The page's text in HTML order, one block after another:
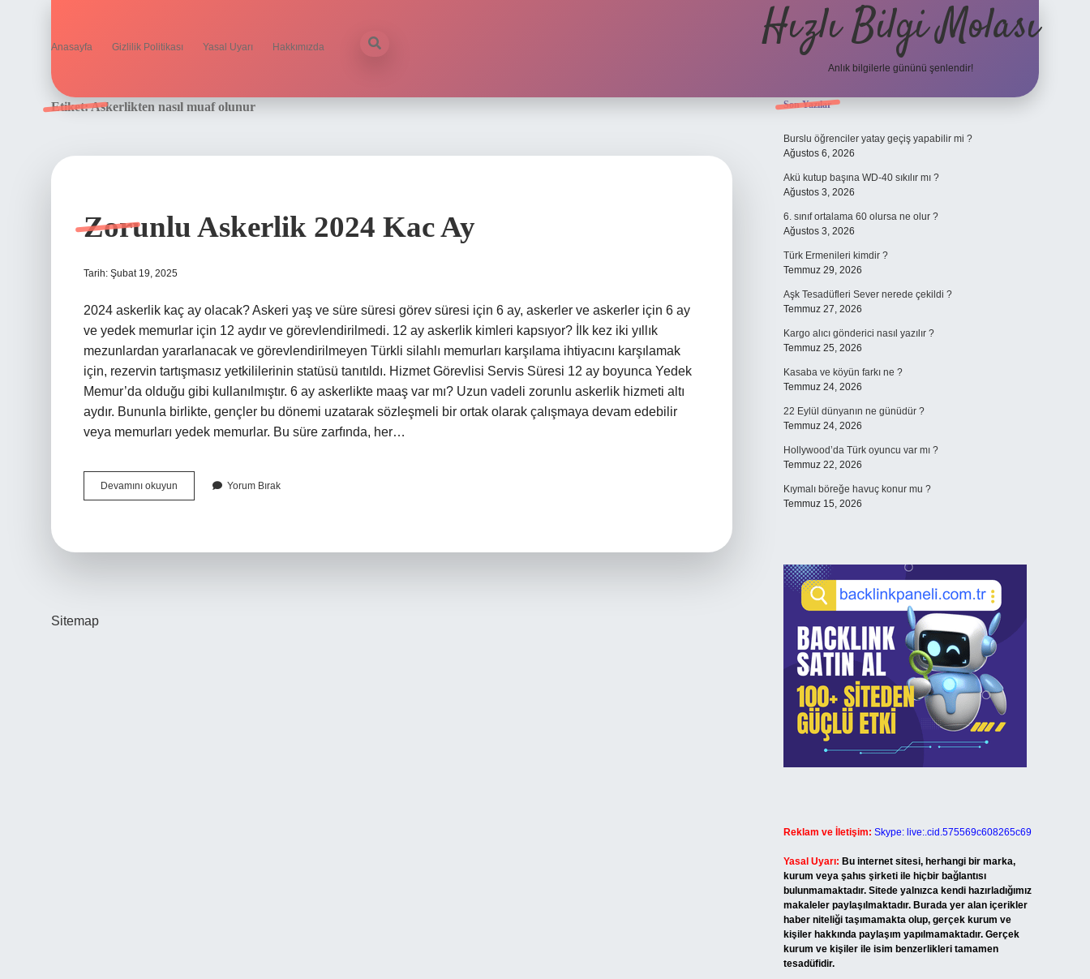
Anasayfa Gizlilik Politikası Yasal Uyarı Hakkımızda Hızlı Bilgi Molası
Anlık bilgilerle gününü şenlendir!
Etiket:Askerlikten nasıl muaf olunur
Zorunlu Askerlik 2024 Kac Ay
Tarih: Şubat 19, 2025
2024 askerlik kaç ay olacak? Askeri yaş ve süre süresi görev süresi için 6 ay, askerler ve askerler için 6 ay
ve yedek memurlar için 12 aydır ve görevlendirilmedi. 12 ay askerlik kimleri kapsıyor? İlk kez iki yıllık
mezunlardan yararlanacak ve görevlendirilmeyen Türkli silahlı memurları karşılama ihtiyacını karşılamak
için, rezervin tartışmasız yetkililerinin statüsü tanıtıldı. Hizmet Görevlisi Servis Süresi 12 ay boyunca Yedek
Memur’da olduğu gibi kullanılmıştır. 6 ay askerlikte maaş var mı? Uzun vadeli zorunlu askerlik hizmeti altı
aydır. Bununla birlikte, gençler bu dönemi uzatarak sözleşmeli bir ortak olarak çalışmaya devam edebilir
veya memurları yedek memurlar. Bu süre zarfında, her…
Devamını okuyun
Askerlik
Yorum Bırak
Sitemap
Sidebar
Son Yazılar
Burslu öğrenciler yatay geçiş yapabilir mi ?
Ağustos 6, 2026
Akü kutup başına WD-40 sıkılır mı ?
Ağustos 3, 2026
6. sınıf ortalama 60 olursa ne olur ?
Ağustos 3, 2026
Türk Ermenileri kimdir ?
Temmuz 29, 2026
Aşk Tesadüfleri Sever nerede çekildi ?
Temmuz 27, 2026
Kargo alıcı gönderici nasıl yazılır ?
Temmuz 25, 2026
Kasaba ve köyün farkı ne ?
Temmuz 24, 2026
22 Eylül dünyanın ne günüdür ?
Temmuz 24, 2026
Hollywood’da Türk oyuncu var mı ?
Temmuz 22, 2026
Kıymalı böreğe havuç konur mu ?
Temmuz 15, 2026
Reklam ve İletişim: Skype: live:.cid.575569c608265c69
Yasal Uyarı: Bu internet sitesi, herhangi bir marka,
kurum veya şahıs şirketi ile hiçbir bağlantısı
bulunmamaktadır. Sitede yalnızca kendi hazırladığımız
makaleler paylaşılmaktadır. Burada yer alan içerikler
haber niteliği taşımamakta olup, gerçek kurum ve
kişiler hakkında paylaşım yapılmamaktadır. Gerçek
kurum ve kişiler ile isim benzerlikleri tamamen
tesadüfidir.